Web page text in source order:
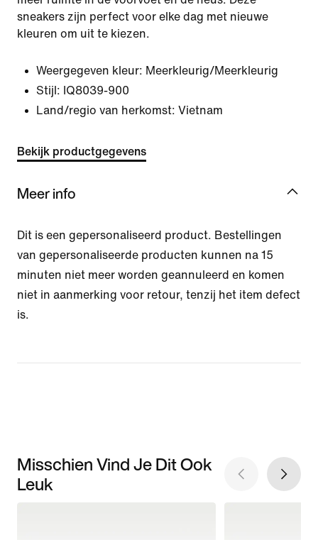
sneakers zijn perfect voor elke dag met nieuwe
kleuren om uit te kiezen.
Weergegeven kleur: Meerkleurig/Meerkleurig
Stijl: IQ8039-900
Land/regio van herkomst: Vietnam
Bekijk productgegevens
Meer info
Dit is een gepersonaliseerd product. Bestellingen
van gepersonaliseerde producten kunnen na 15
minuten niet meer worden geannuleerd en komen
niet in aanmerking voor retour, tenzij het item defect
is.
Misschien Vind Je Dit Ook
Leuk